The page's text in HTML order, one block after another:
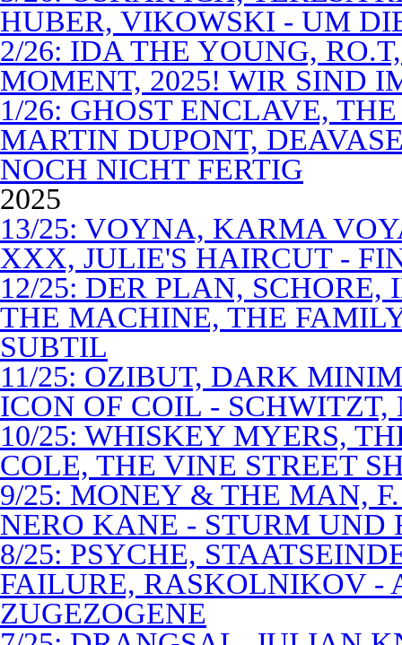
HUBER, VIKOWSKI - UM
2/26: IDA THE YOUNG,
MOMENT, 2025! WIR SIND
1/26: GHOST ENCLAVE,
MARTIN DUPONT,
NOCH NICHT FERTIG
2025
13/25: VOYNA, KARMA
XXX, JULIE'S HAIRCUT -
12/25: DER PLAN,
THE MACHINE, THE
SUBTIL
11/25: OZIBUT, DARK
ICON OF COIL -
10/25: WHISKEY MYERS,
COLE, THE VINE STREET
9/25: MONEY & THE MAN,
NERO KANE - STURM UND
8/25: PSYCHE,
FAILURE, RASKOLNIKOV -
ZUGEZOGENE